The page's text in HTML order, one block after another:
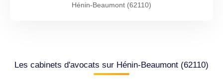
Hénin-Beaumont (62110)
Les cabinets d'avocats sur Hénin-Beaumont (62110)